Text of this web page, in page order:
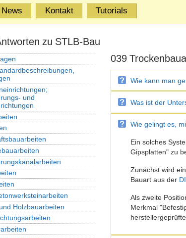
News Kontakt Tutorials
zu STLB-Bau
und
Holzbauarbeiten
039
Wie kann man
Was ist der
Wie gelingt es,
Ein solches
Gipsplatten" zu
Zunächst wird
Bauart aus der
Als zweite
Merkmal